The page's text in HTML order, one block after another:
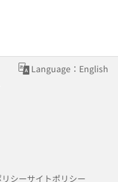
Language：English
シーサイトポリシー